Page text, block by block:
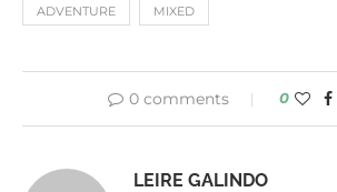
ADVENTURE MIXED
0 comments 0
LEIRE GALINDO